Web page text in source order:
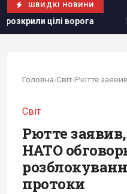
ШВИДКІ НОВИНИ
Рекордно низькі
Головна›Світ›
Світ
Рютте
НАТО
протоки